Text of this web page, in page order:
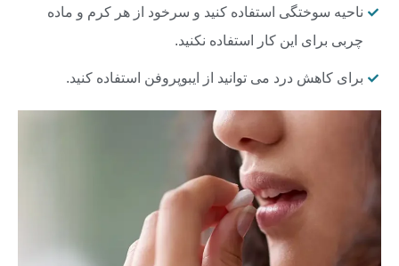
ناحیه سوختگی استفاده کنید و سرخود از هر کرم و ماده
چربی برای این کار استفاده نکنید.
برای کاهش درد می توانید از ایبوپروفن استفاده کنید.